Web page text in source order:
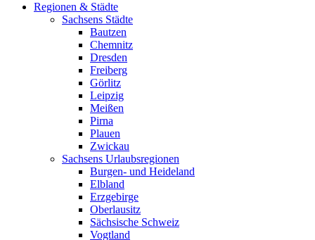
Regionen & Städte
Sachsens Städte
Bautzen
Chemnitz
Dresden
Freiberg
Görlitz
Leipzig
Meißen
Pirna
Plauen
Zwickau
Sachsens Urlaubsregionen
Burgen- und Heideland
Elbland
Erzgebirge
Oberlausitz
Sächsische Schweiz
Vogtland